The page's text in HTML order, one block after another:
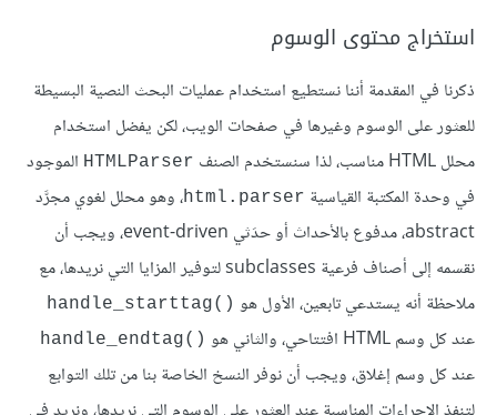
استخراج محتوى الوسوم
ذكرنا في المقدمة أننا نستطيع استخدام عمليات البحث النصية البسيطة
للعثور على الوسوم وغيرها في صفحات الويب، لكن يفضل استخدام
محلل HTML مناسب، لذا سنستخدم الصنف
HTMLParser الموجود
في وحدة المكتبة القياسية html.parser، وهو محلل لغوي مجرَّد
abstract، مدفوع بالأحداث أو حدَثي event-driven، ويجب أن
نقسمه إلى أصناف فرعية subclasses لتوفير المزايا التي نريدها، مع
ملاحظة أنه يستدعي تابعين، الأول هو handle_starttag()‎
عند كل وسم HTML افتتاحي، والثاني هو handle_endtag()‎
عند كل وسم إغلاق، ويجب أن نوفر النسخ الخاصة بنا من تلك التوابع